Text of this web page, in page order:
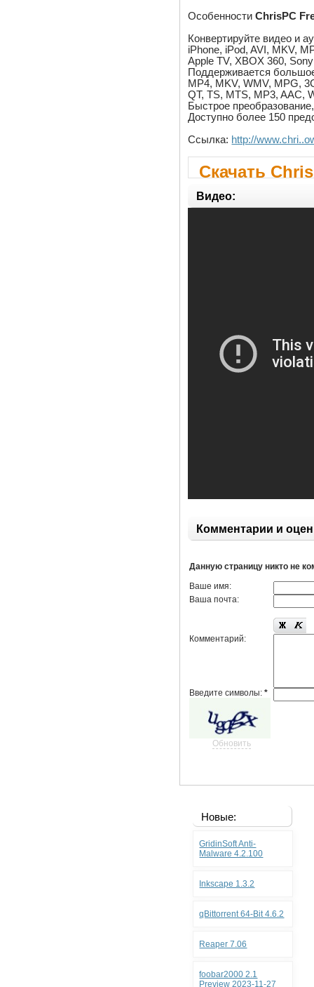
ОсобенностиChrisPC
Конвертируйте видео и
iPhone, iPod, AVI, MKV,
Apple TV, XBOX 360,
Поддерживается
MP4, MKV, WMV, MPG,
QT, TS, MTS, MP3, AAC,
Быстрое
Доступно более 150
Ссылка: http://
Скачать
4.80
Видео:
Комментарии и
Данную страницу никто не
Ваше имя:
Ваша почта:
Комментарий:
Введите символы:*
Обновить
Новые:
GridinSoft Anti-
Malware 4.2.100
Inkscape 1.3.2
qBittorrent 64-Bit 4.6.2
Reaper 7.06
foobar2000 2.1
Preview 2023-11-27